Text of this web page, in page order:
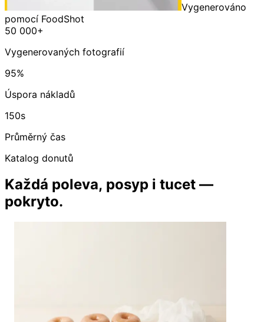
Vygenerováno
pomocí FoodShot
50 000+
Vygenerovaných fotografií
95%
Úspora nákladů
150s
Průměrný čas
Katalog donutů
Každá poleva, posyp i tucet —
pokryto.